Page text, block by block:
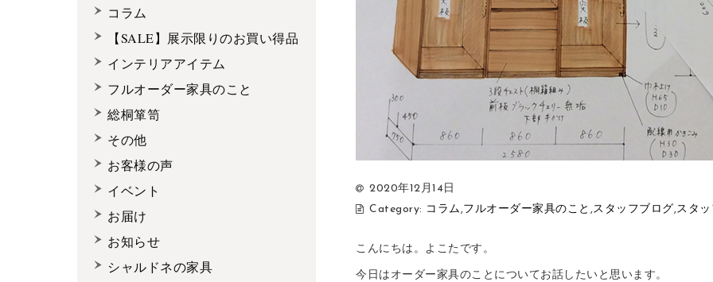
2020年12月14日
Category: コラム ,フルオーダー家具のこと ,スタッフブログ ,スタ
こんにちは。よこたです。
今日はオーダー家具のことについてお話したいと思います。
コラム
【SALE】展示限りのお買い得品
インテリアアイテム
フルオーダー家具のこと
総桐箪笥
その他
お客様の声
イベント
お届け
お知らせ
シャルドネの家具